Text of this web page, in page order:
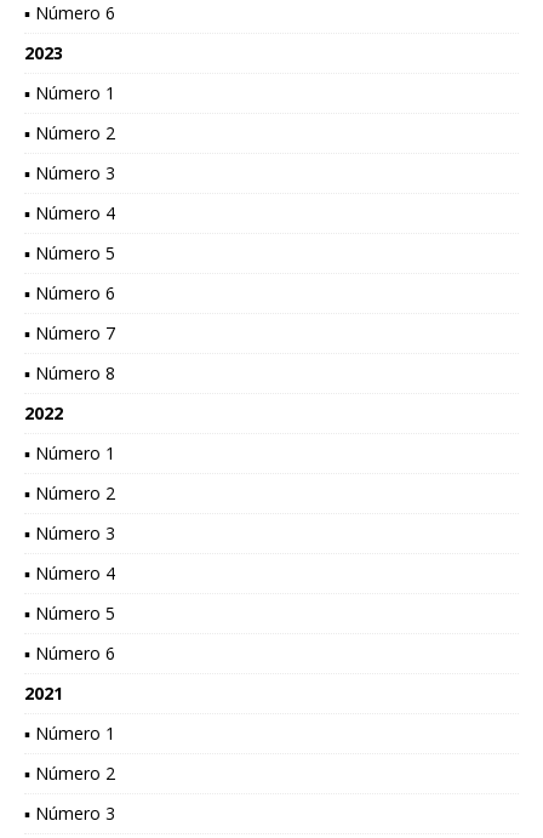
▪ Número 6
2023
▪ Número 1
▪ Número 2
▪ Número 3
▪ Número 4
▪ Número 5
▪ Número 6
▪ Número 7
▪ Número 8
2022
▪ Número 1
▪ Número 2
▪ Número 3
▪ Número 4
▪ Número 5
▪ Número 6
2021
▪ Número 1
▪ Número 2
▪ Número 3